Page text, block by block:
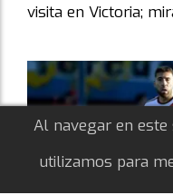
visita en Victoria;
Al navegar en este
utilizamos para
Escuchá esta